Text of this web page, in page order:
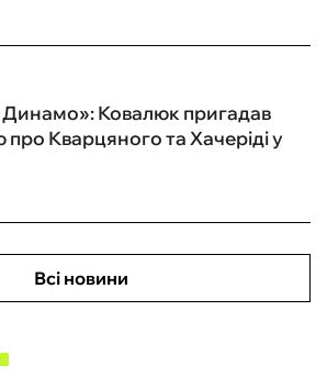
Ковалюк пригадав
про Кварцяного та Хачеріді у
Всі новини